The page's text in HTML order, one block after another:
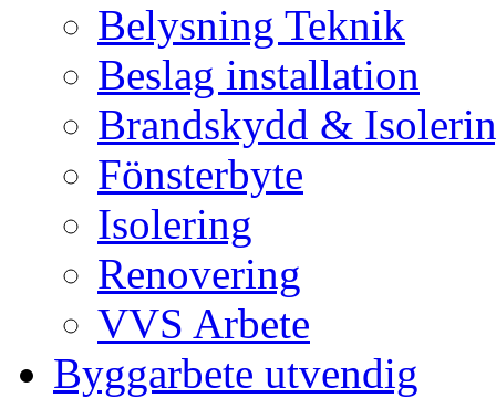
Belysning Teknik
Beslag installation
Brandskydd &
Fönsterbyte
Isolering
Renovering
VVS Arbete
Byggarbete utvendig